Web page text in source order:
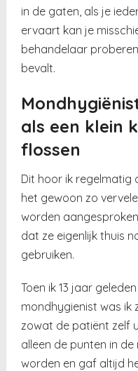
in de gaten, als je
ervaart kan je
behandelaar
bevalt.
als een klein
flossen
Dit hoor ik regelmatig
het gewoon zo
worden
dat ze eigenlijk thuis
gebruiken.
Toen ik 13 jaar
mondhygienist was ik
zowat de patiënt zelf
alleen de punten in
worden en gaf altijd